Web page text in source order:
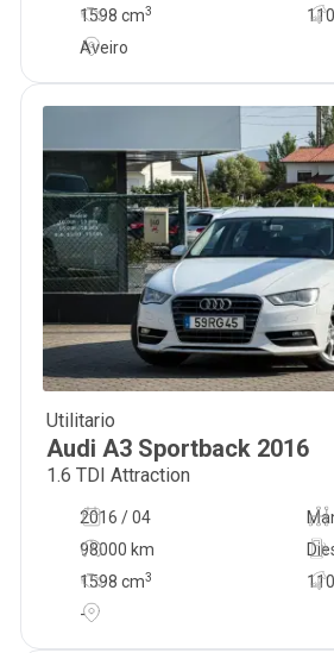
1598 cm3
Aveiro
Utilitario
Audi A3 Sportback 2016
1.6 TDI Attraction
2016 / 04
98000 km
1598 cm3
-